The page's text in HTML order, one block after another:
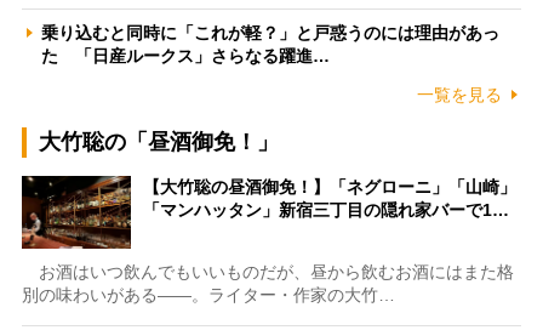
乗り込むと同時に「これが軽？」と戸惑うのには理由があっ
た 「日産ルークス」さらなる躍進…
一覧を見る
大竹聡の「昼酒御免！」
【大竹聡の昼酒御免！】「ネグローニ」「山崎」
「マンハッタン」新宿三丁目の隠れ家バーで1…
お酒はいつ飲んでもいいものだが、昼から飲むお酒にはまた格
別の味わいがある――。ライター・作家の大竹…